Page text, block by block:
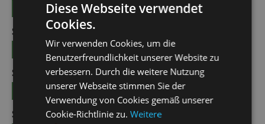
TICKETS
15 €
SUN | 04.10.2026 | 12:00 - 13:00
TICKETS
15 €
SUN | 25.10.2026 | 12:00 - 13:00
TICKETS
15 €
SUN | 08.11.2026 | 12:00 - 13:00
Diese Webseite verwendet
Cookies.
Wir verwenden Cookies, um die
Benutzerfreundlichkeit unserer Website zu
verbessern. Durch die weitere Nutzung
unserer Webseite stimmen Sie der
Verwendung von Cookies gemäß unserer
Cookie-Richtlinie zu.Weitere